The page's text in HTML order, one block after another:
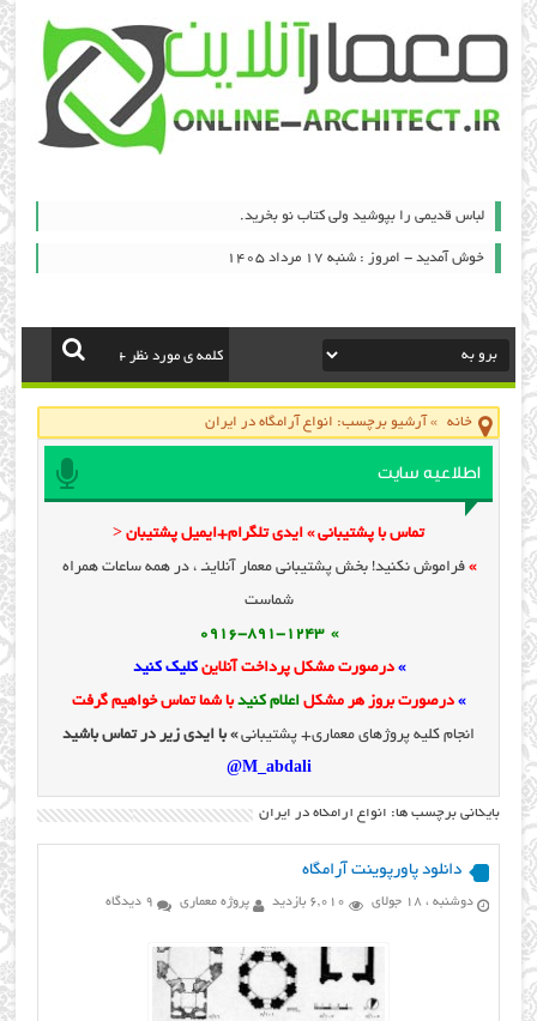
لباس قدیمی را بپوشید ولی کتاب نو بخرید.
خوش آمدید - امروز : شنبه ۱۷ مرداد ۱۴۰۵
خانه » آرشیو برچسب: انواع آرامگاه در ايران
اطلاعیه سایت
تماس با پشتیبانی » ایدی تلگرام+ایمیل پشتیبان <
» فراموش نکنید! بخش پشتیبانی معمار آنلاینـ ، در همه ساعات همراه
شماست
» 0916-891-1243
» درصورت مشکل پرداخت آنلاینکلیک کنید
» درصورت بروز هر مشکل اعلام کنیدبا شما تماس خواهیم گرفت
انجام کلیه پروژهای معماری+ پشتیبانی» با ایدی زیر در تماس باشید
M_abdali@
بایگانی برچسب ها: انواع آرامگاه در ايران
دانلود پاورپوینت آرامگاه
دوشنبه ، 18 جولای 6,010 بازدید پروژه معماری 9 دیدگاه